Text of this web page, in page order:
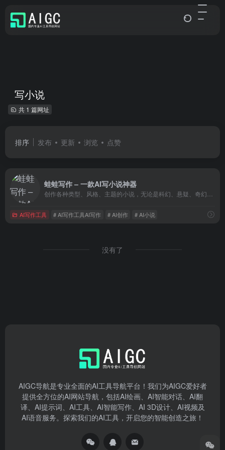
写小说
共 1 篇网址
排序 发布 更新 浏览 点赞
蛙蛙写作 – 一款AI写小说神器
AI写作工具 # AI写作工具AI写作 # AI创作 # AI小说
没有了
AIGC导航是专业全面的AI工具导航平台！我们为AIGC爱好者
提供全方位的AI网站导航，包括AI绘画、AI智能对话、AI翻
译、AI提示词、AI工具、AI智能写作、AI 3D设计、AI视频及
AI语音服务。探索我们的AI工具，开启您的智能创造之旅！